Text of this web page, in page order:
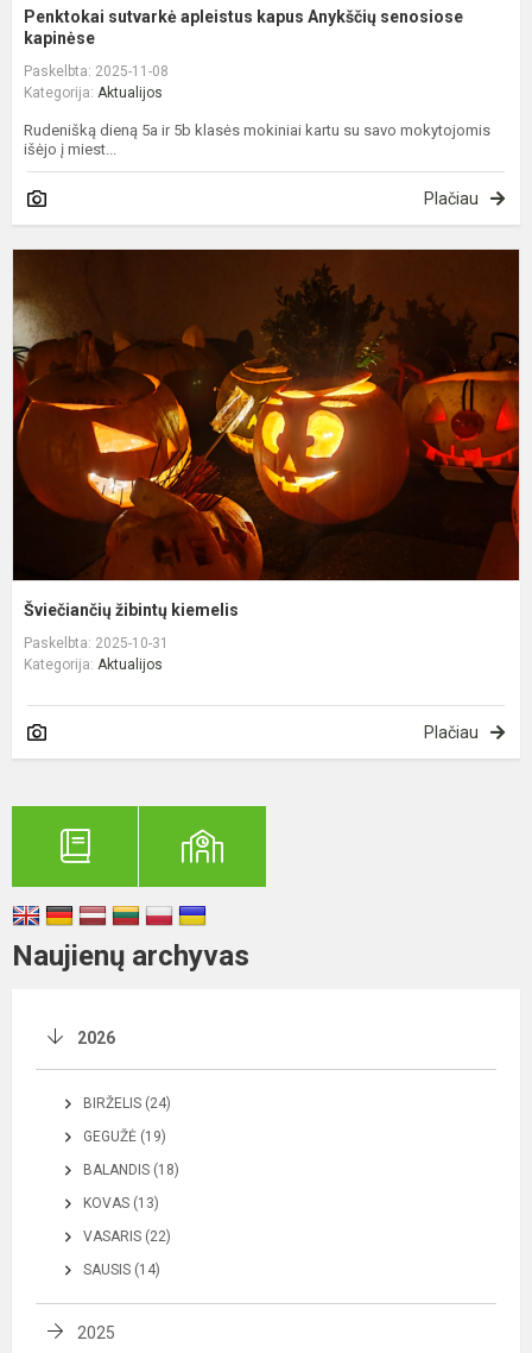
Penktokai sutvarkė apleistus kapus Anykščių senosiose
kapinėse
Paskelbta: 2025-11-08
Kategorija: Aktualijos
Rudenišką dieną 5a ir 5b klasės mokiniai kartu su savo mokytojomis
išėjo į miest...
Plačiau
Šviečiančių žibintų kiemelis
Paskelbta: 2025-10-31
Kategorija: Aktualijos
Plačiau
Naujienų archyvas
2026
BIRŽELIS (24)
GEGUŽĖ (19)
BALANDIS (18)
KOVAS (13)
VASARIS (22)
SAUSIS (14)
2025